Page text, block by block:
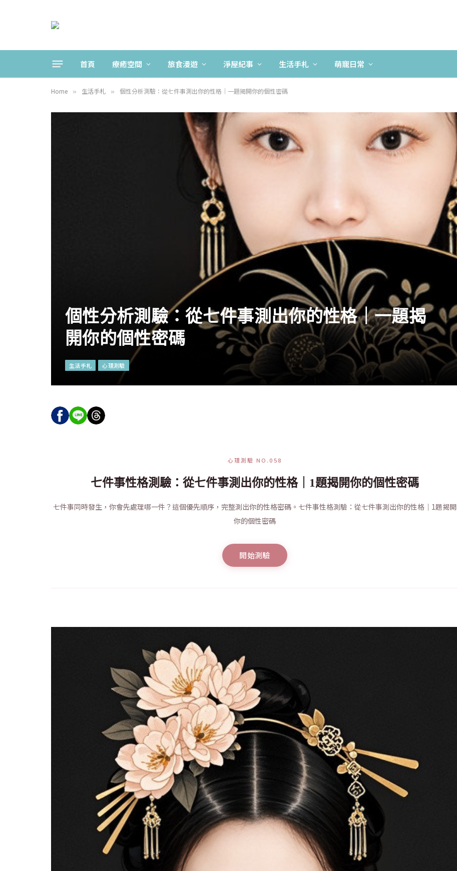
首頁 療癒空間 旅食漫遊 淨屋紀事 生活手札 萌寵日常
Home » 生活手札 » 個性分析測驗：從七件事測出你的性格｜一題揭開你的個性密碼
個性分析測驗：從七件事測出你的性格｜一題揭
開你的個性密碼
生活手札 心理測驗
心理測驗 NO.058
七件事性格測驗：從七件事測出你的性格｜1題揭開你的個性密碼
七件事同時發生，你會先處理哪一件？這個優先順序，完整測出你的性格密碼。七件事性格測驗：從七件事測出你的性格｜1題揭開
你的個性密碼
開始測驗
分享 FACEBOOK 傳送 LINE